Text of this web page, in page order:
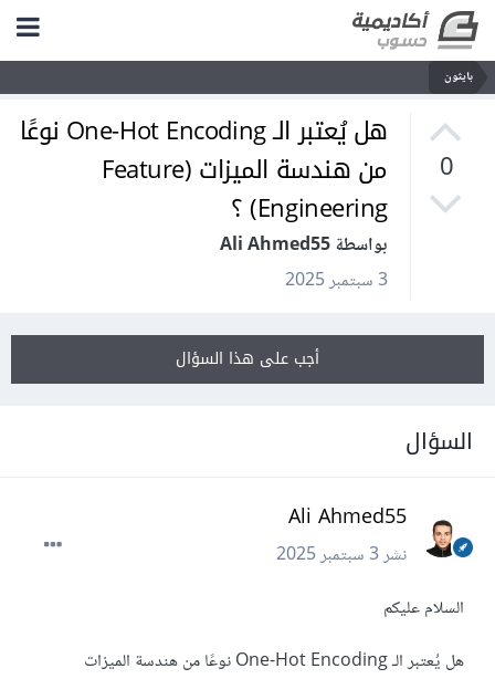
بايثون
0
هل يُعتبر الـ One-Hot Encoding نوعًا
من هندسة الميزات (Feature
Engineering) ؟
بواسطة Ali Ahmed55
3 سبتمبر 2025
أجب على هذا السؤال
السؤال
Ali Ahmed55
نشر3 سبتمبر 2025
السلام عليكم
هل يُعتبر الـ One-Hot Encoding نوعًا من هندسة الميزات